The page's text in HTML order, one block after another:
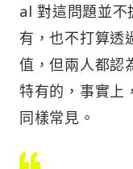
al 對這問題並
有，也不打算透
值，但兩人都認
特有的，事實上
同樣常見。